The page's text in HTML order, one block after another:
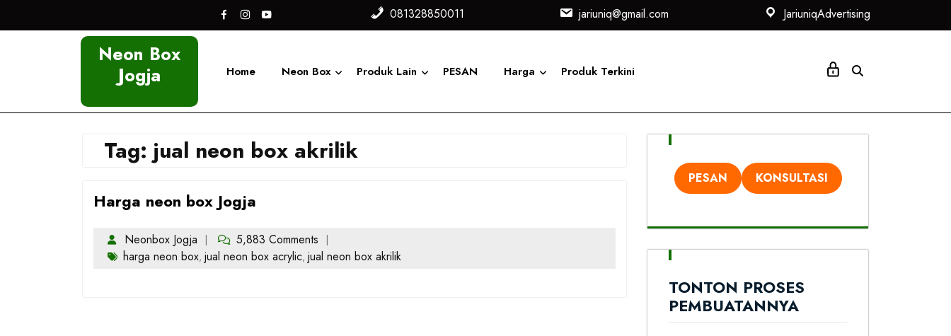
081328850011 jariuniq@gmail.com JariuniqAdvertising
Neon Box
Jogja
Home Neon Box Produk Lain PESAN Harga Produk Terkini
Tag: jual neon box akrilik
Harga neon box Jogja
Neonbox Jogja
5,883 Comments
harga neon box, jual neon box acrylic, jual neon box akrilik
PESAN KONSULTASI
TONTON PROSES
PEMBUATANNYA